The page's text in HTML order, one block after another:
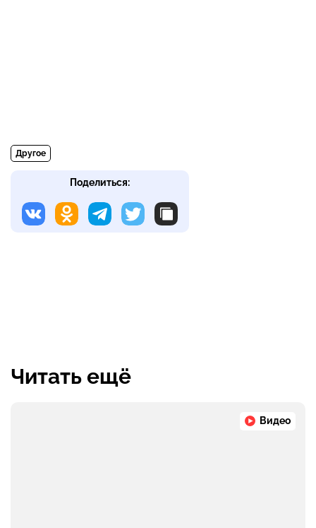
Другое
Поделиться:
Читать ещё
Видео